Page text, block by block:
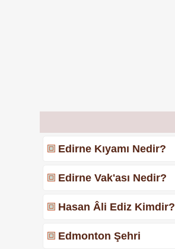
Edirne Kıyamı Nedir?
Edirne Vak'ası Nedir?
Hasan Âli Ediz Kimdir?
Edmonton Şehri